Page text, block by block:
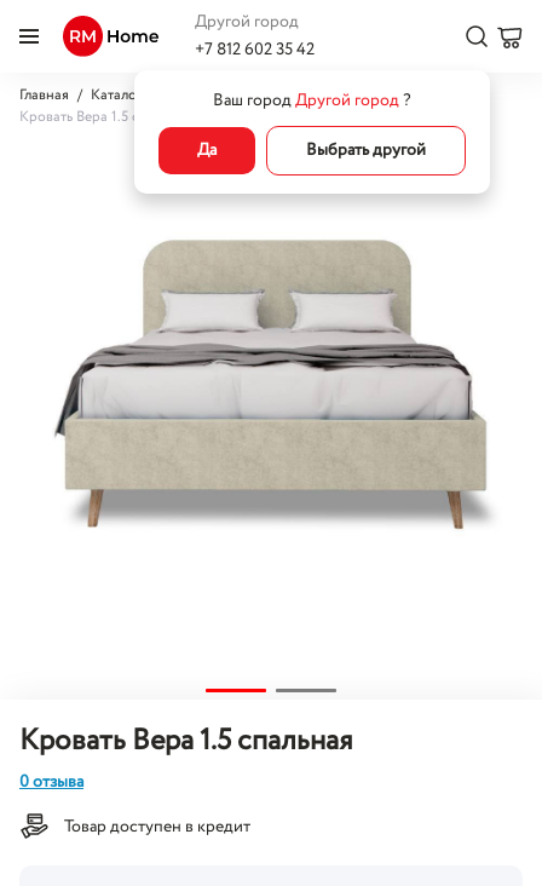
Другой город
+7 812 602 35 42
Ваш городДругой город?
Да Выбрать другой
Главная Каталог Кровати
Полутороспальные кровати
Кровать Вера 1.5 спальная
Кровать Вера 1.5 спальная
0 отзыва
Товар доступен в кредит